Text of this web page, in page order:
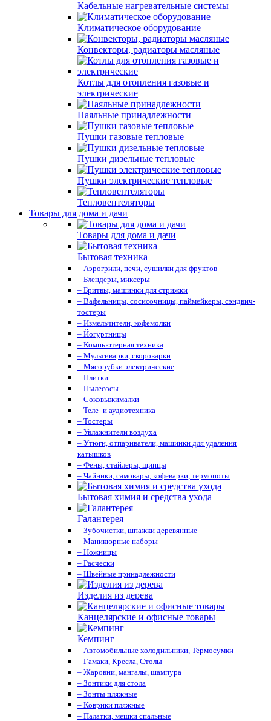
Кабельные нагревательные системы
Климатическое оборудование
Конвекторы, радиаторы масляные
Котлы для отопления газовые и
электрические
Паяльные принадлежности
Пушки газовые тепловые
Пушки дизельные тепловые
Пушки электрические тепловые
Тепловентеляторы
Товары для дома и дачи
Товары для дома и дачи
Бытовая техника
– Аэрогрили, печи, сушилки для фруктов
– Блендеры, миксеры
– Бритвы, машинки для стрижки
– Вафельницы, сосисочницы, паймейкеры, сэндвич-
тостеры
– Измельчители, кофемолки
– Йогуртницы
– Компьютерная техника
– Мультиварки, скороварки
– Мясорубки электрические
– Плитки
– Пылесосы
– Соковыжималки
– Теле- и аудиотехника
– Тостеры
– Увлажнители воздуха
– Утюги, отпариватели, машинки для удаления
катышков
– Фены, стайлеры, щипцы
– Чайники, самовары, кофеварки, термопоты
Бытовая химия и средства ухода
Галантерея
– Зубочистки, шпажки деревянные
– Маникюрные наборы
– Ножницы
– Расчески
– Швейные принадлежности
Изделия из дерева
Канцелярские и офисные товары
Кемпинг
– Автомобильные холодильники, Термосумки
– Гамаки, Кресла, Столы
– Жаровни, мангалы, шампура
– Зонтики для стола
– Зонты пляжные
– Коврики пляжные
– Палатки, мешки спальные